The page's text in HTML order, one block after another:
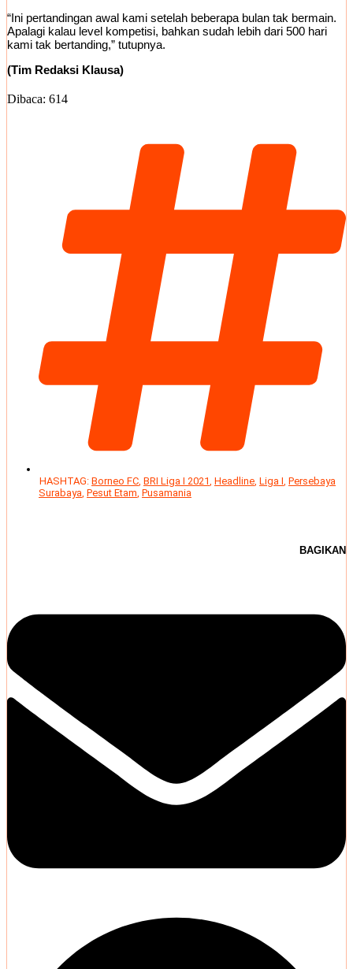
“Ini pertandingan awal kami setelah beberapa bulan tak bermain.
Apalagi kalau level kompetisi, bahkan sudah lebih dari 500 hari
kami tak bertanding,” tutupnya.
(Tim Redaksi Klausa)
Dibaca: 614
HASHTAG: Borneo FC, BRI Liga I 2021, Headline, Liga I, Persebaya
Surabaya, Pesut Etam, Pusamania
BAGIKAN